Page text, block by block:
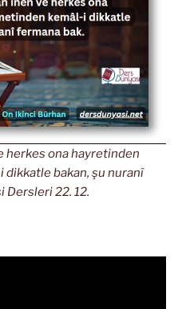
herkes ona hayretinden
bakan, şu nuranî
Dersleri 22. 12.